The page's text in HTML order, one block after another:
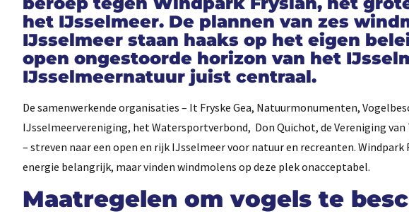
het IJsselmeer. De plannen van zes
IJsselmeer staan haaks op het eigen
open ongestoorde horizon van het
IJsselmeernatuur juist centraal.
De samenwerkende organisaties – It Fryske Gea, Natuurmonumenten,
IJsselmeervereniging, het Watersportverbond, Don Quichot, de Vereniging
– streven naar een open en rijk IJsselmeer voor natuur en recreanten.
energie belangrijk, maar vinden windmolens op deze plek onacceptabel.
Maatregelen om vogels te